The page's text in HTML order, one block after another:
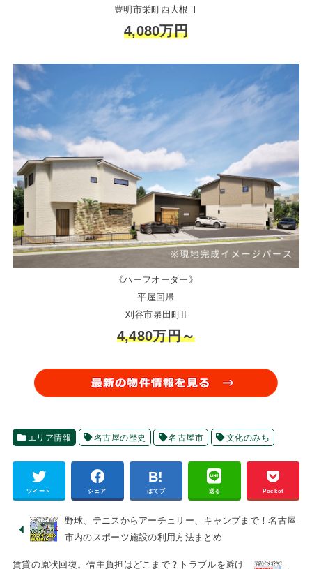
豊明市栄町西大根Ⅱ
4,080万円
《ハーフオーダー》
平屋回帰
刈谷市泉田町II
4,480万円～
エリア情報 名古屋の歴史 名古屋市 文化のみち
ツイート シェア はてブ 送る Pocket
野球、テニスからアーチェリー、キャンプまで！名古屋
市内のスポーツ施設の利用方法まとめ
賃貸の原状回復。借主負担はどこまで？トラブルを避け